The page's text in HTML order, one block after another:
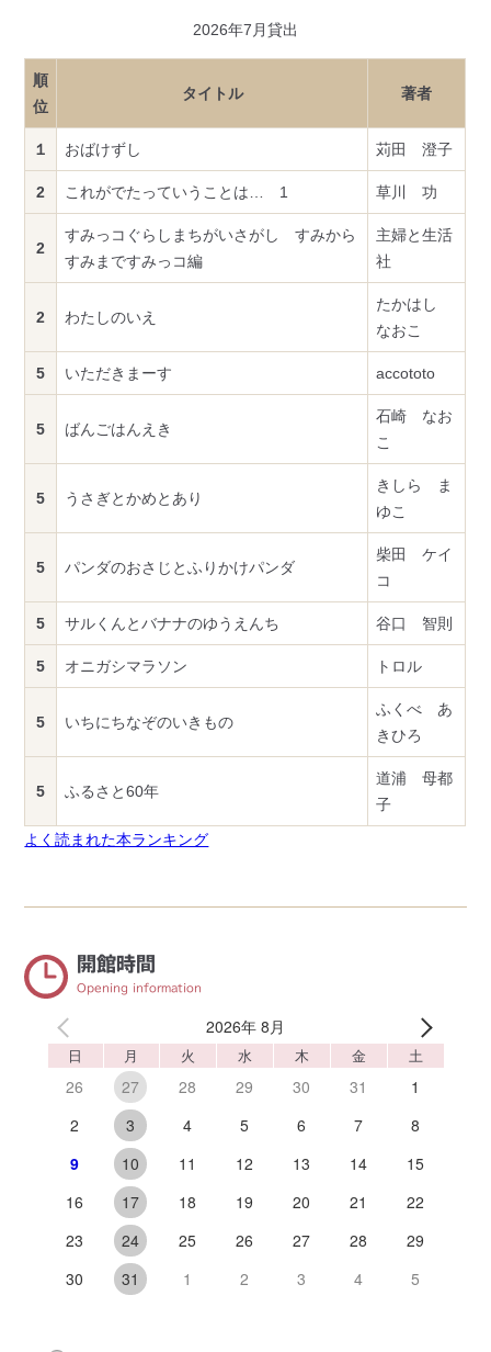
2026年7月貸出
順
位
タイトル 著者
１ おばけずし 苅田 澄子
2 これがでたっていうことは… 1 草川 功
2
すみっコぐらしまちがいさがし すみから
すみまですみっコ編
主婦と生活
社
2 わたしのいえ
たかはし
なおこ
5 いただきまーす accototo
5 ばんごはんえき
石崎 なお
こ
5 うさぎとかめとあり
きしら ま
ゆこ
5 パンダのおさじとふりかけパンダ
柴田 ケイ
コ
5 サルくんとバナナのゆうえんち 谷口 智則
5 オニガシマラソン トロル
5 いちにちなぞのいきもの
ふくべ あ
きひろ
5 ふるさと60年
道浦 母都
子
よく読まれた本ランキング
開館時間
Opening information
2026年 8月
日 月 火 水 木 金 土
26 27 28 29 30 31
1
2
3 4 5 6 7
8
9
10 11 12 13 14
15
16
17 18 19 20 21
22
23
24 25 26 27 28
29
30
31 1 2 3 4 5